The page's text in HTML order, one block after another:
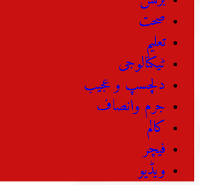
صحت
تعلیم
ٹیکنالوجی
دلچسپ و عجیب
جرم وانصاف
کالم
فیچر
ویڈیو